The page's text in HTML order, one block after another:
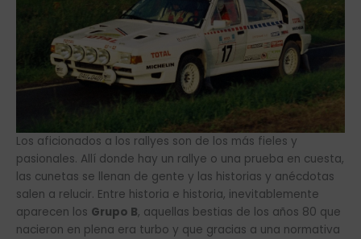
Los aficionados a los rallyes son de los más fieles y
pasionales. Allí donde hay un rallye o una prueba en cuesta,
las cunetas se llenan de gente y las historias y anécdotas
salen a relucir. Entre historia e historia, inevitablemente
aparecen los Grupo B, aquellas bestias de los años 80 que
nacieron en plena era turbo y que gracias a una normativa